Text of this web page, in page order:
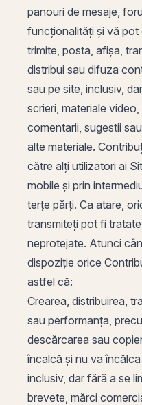
panouri de mesaje,
funcționalități și vă pot
trimite, posta, afișa,
distribui sau difuza
sau pe site, inclusiv,
scrieri, materiale
comentarii, sugestii
alte materiale.
către alți utilizatori ai
mobile și prin
terțe părți. Ca atare,
transmiteți pot fi
neprotejate. Atunci
dispoziție orice
astfel că:
Crearea, distribuirea,
sau performanța,
descărcarea sau
încalcă și nu va
inclusiv, dar fără a se
brevete, mărci